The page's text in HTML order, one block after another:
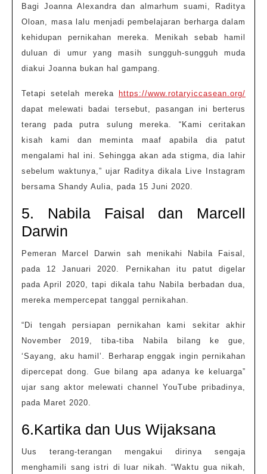
Bagi Joanna Alexandra dan almarhum suami, Raditya
Oloan, masa lalu menjadi pembelajaran berharga dalam
kehidupan pernikahan mereka. Menikah sebab hamil
duluan di umur yang masih sungguh-sungguh muda
diakui Joanna bukan hal gampang.
Tetapi setelah mereka
https://www.rotaryiccasean.org/
dapat melewati badai tersebut, pasangan ini berterus
terang pada putra sulung mereka. “Kami ceritakan
kisah kami dan meminta maaf apabila dia patut
mengalami hal ini. Sehingga akan ada stigma, dia lahir
sebelum waktunya,” ujar Raditya dikala Live Instagram
bersama Shandy Aulia, pada 15 Juni 2020.
5. Nabila Faisal dan Marcell
Darwin
Pemeran Marcel Darwin sah menikahi Nabila Faisal,
pada 12 Januari 2020. Pernikahan itu patut digelar
pada April 2020, tapi dikala tahu Nabila berbadan dua,
mereka mempercepat tanggal pernikahan.
“Di tengah persiapan pernikahan kami sekitar akhir
November 2019, tiba-tiba Nabila bilang ke gue,
‘Sayang, aku hamil’. Berharap enggak ingin pernikahan
dipercepat dong. Gue bilang apa adanya ke keluarga”
ujar sang aktor melewati channel YouTube pribadinya,
pada Maret 2020.
6.Kartika dan Uus Wijaksana
Uus terang-terangan mengakui dirinya sengaja
menghamili sang istri di luar nikah. “Waktu gua nikah,